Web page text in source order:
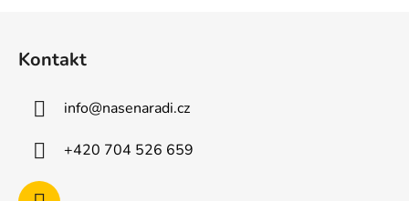
Kontakt
info@nasenaradi.cz
+420 704 526 659